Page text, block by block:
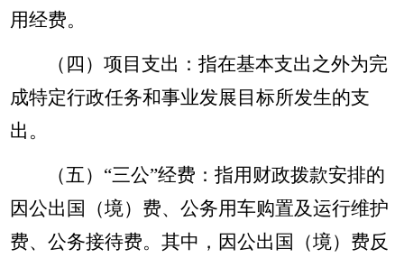
用经费。
（四）项目支出：指在基本支出之外为完
成特定行政任务和事业发展目标所发生的支
出。
（五）“三公”经费：指用财政拨款安排的
因公出国（境）费、公务用车购置及运行维护
费、公务接待费。其中，因公出国（境）费反